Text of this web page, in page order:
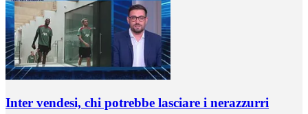
Inter vendesi, chi potrebbe lasciare i nerazzurri